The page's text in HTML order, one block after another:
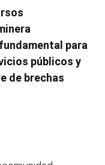
para
públicos y
de brechas